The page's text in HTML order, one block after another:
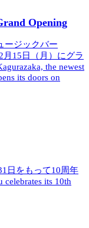
Opening
ージックバー
月15日（月）にグラ
the newest
its doors on
日をもって10周年
celebrates its 10th